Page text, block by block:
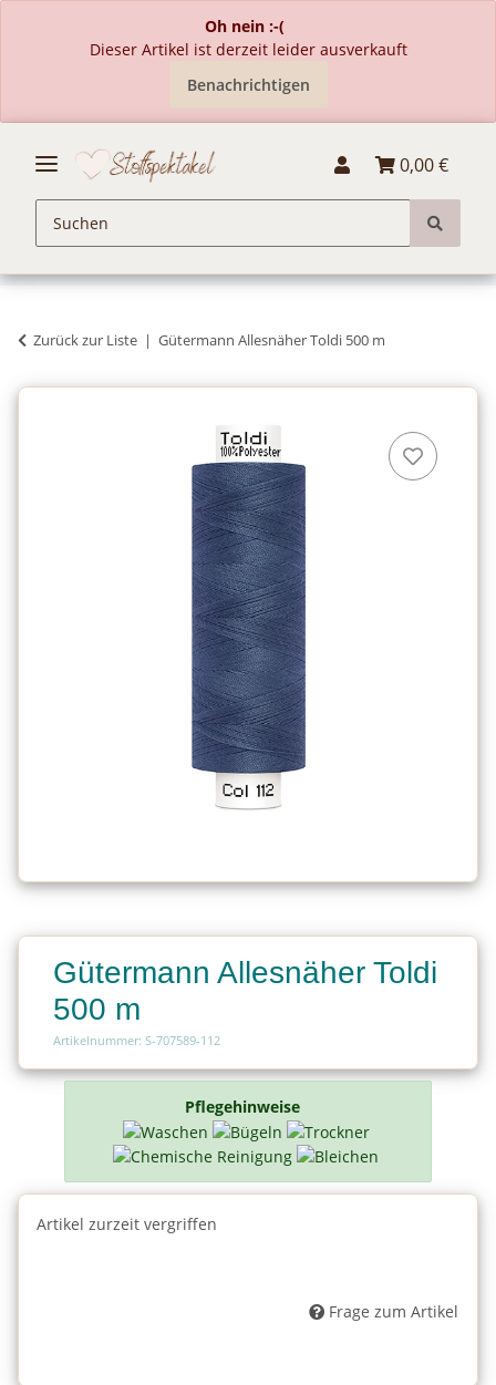
Oh nein :-(
Dieser Artikel ist derzeit leider ausverkauft
Benachrichtigen
0,00 €
Zurück zur Liste Gütermann Allesnäher Toldi 500 m
Gütermann Allesnäher Toldi
500 m
Artikelnummer: S-707589-112
Pflegehinweise
Artikel zurzeit vergriffen
Frage zum Artikel